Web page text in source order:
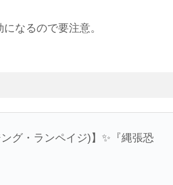
なるので要注意。
グ・ランペイジ)】✨『縄張恐